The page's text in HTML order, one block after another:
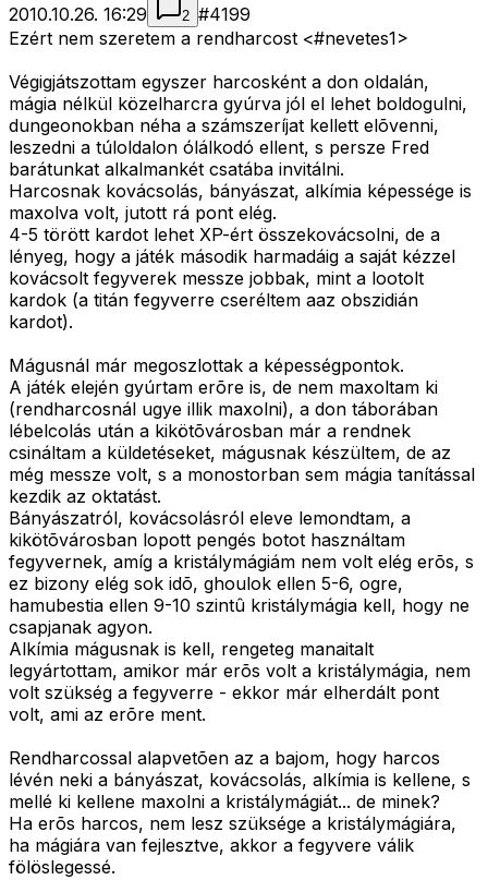
2010.10.26. 16:29 2 #4199
Ezért nem szeretem a rendharcost <#nevetes1>
Végigjátszottam egyszer harcosként a don oldalán,
mágia nélkül közelharcra gyúrva jól el lehet boldogulni,
dungeonokban néha a számszeríjat kellett elõvenni,
leszedni a túloldalon ólálkodó ellent, s persze Fred
barátunkat alkalmankét csatába invitálni.
Harcosnak kovácsolás, bányászat, alkímia képessége is
maxolva volt, jutott rá pont elég.
4-5 törött kardot lehet XP-ért összekovácsolni, de a
lényeg, hogy a játék második harmadáig a saját kézzel
kovácsolt fegyverek messze jobbak, mint a lootolt
kardok (a titán fegyverre cseréltem aaz obszidián
kardot).
Mágusnál már megoszlottak a képességpontok.
A játék elején gyúrtam erõre is, de nem maxoltam ki
(rendharcosnál ugye illik maxolni), a don táborában
lébelcolás után a kikötõvárosban már a rendnek
csináltam a küldetéseket, mágusnak készültem, de az
még messze volt, s a monostorban sem mágia tanítással
kezdik az oktatást.
Bányászatról, kovácsolásról eleve lemondtam, a
kikötõvárosban lopott pengés botot használtam
fegyvernek, amíg a kristálymágiám nem volt elég erõs, s
ez bizony elég sok idõ, ghoulok ellen 5-6, ogre,
hamubestia ellen 9-10 szintû kristálymágia kell, hogy ne
csapjanak agyon.
Alkímia mágusnak is kell, rengeteg manaitalt
legyártottam, amikor már erõs volt a kristálymágia, nem
volt szükség a fegyverre - ekkor már elherdált pont
volt, ami az erõre ment.
Rendharcossal alapvetõen az a bajom, hogy harcos
lévén neki a bányászat, kovácsolás, alkímia is kellene, s
mellé ki kellene maxolni a kristálymágiát... de minek?
Ha erõs harcos, nem lesz szüksége a kristálymágiára,
ha mágiára van fejlesztve, akkor a fegyvere válik
fölöslegessé.